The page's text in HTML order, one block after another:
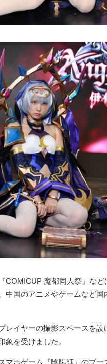
COMICUP 魔都同人祭』な
中国のアニメやゲームなど
レイヤーの撮影スペースを
象を受けました。